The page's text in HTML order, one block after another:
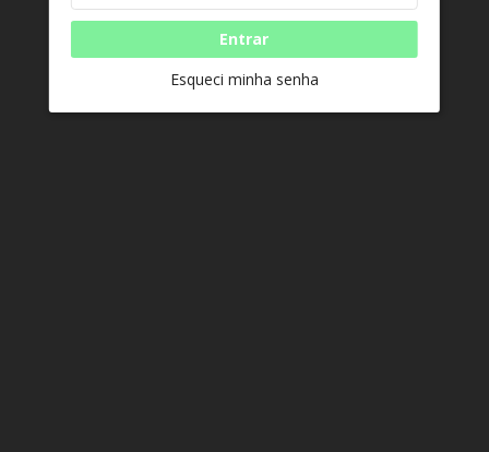
Entrar
Esqueci minha senha